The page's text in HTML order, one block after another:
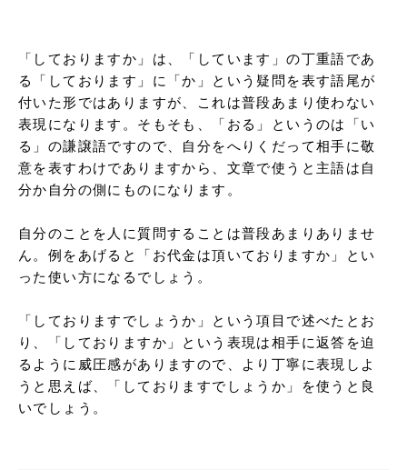
「しておりますか」は、「しています」の丁重語であ
る「しております」に「か」という疑問を表す語尾が
付いた形ではありますが、これは普段あまり使わない
表現になります。そもそも、「おる」というのは「い
る」の謙譲語ですので、自分をへりくだって相手に敬
意を表すわけでありますから、文章で使うと主語は自
分か自分の側にものになります。
自分のことを人に質問することは普段あまりありませ
ん。例をあげると「お代金は頂いておりますか」とい
った使い方になるでしょう。
「しておりますでしょうか」という項目で述べたとお
り、「しておりますか」という表現は相手に返答を迫
るように威圧感がありますので、より丁寧に表現しよ
うと思えば、「しておりますでしょうか」を使うと良
いでしょう。